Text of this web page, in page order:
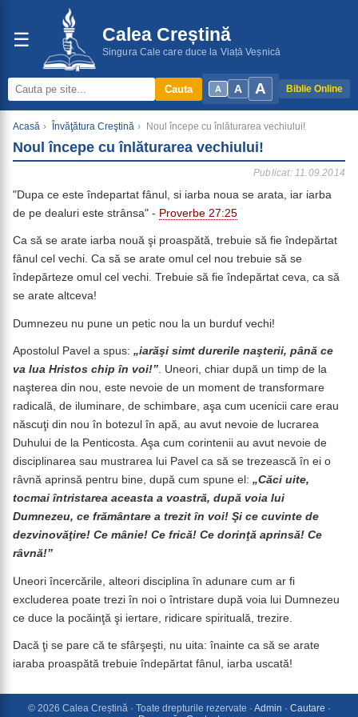
☰ Calea Creștină
Singura Cale care duce la Viață Veșnică
A A A Biblie Online
Cauta
Acasă › Învăţătura Creştină › Noul începe cu înlăturarea vechiului!
Noul începe cu înlăturarea vechiului!
Publicat: 11.09.2014
"Dupa ce este îndepartat fânul, si iarba noua se arata, iar iarba
de pe dealuri este strânsa" - Proverbe 27:25
Ca să se arate iarba nouă şi proaspătă, trebuie să fie îndepărtat
fânul cel vechi. Ca să se arate omul cel nou trebuie să se
îndepărteze omul cel vechi. Trebuie să fie îndepărtat ceva, ca să
se arate altceva!
Dumnezeu nu pune un petic nou la un burduf vechi!
Apostolul Pavel a spus: „iarăşi simt durerile naşterii, până ce
va lua Hristos chip în voi!”. Uneori, chiar după un timp de la
naşterea din nou, este nevoie de un moment de transformare
radicală, de iluminare, de schimbare, aşa cum ucenicii care erau
născuţi din nou în botezul în apă, au avut nevoie de lucrarea
Duhului de la Penticosta. Aşa cum corintenii au avut nevoie de
disciplinarea sau mustrarea lui Pavel ca să se trezească în ei o
râvnă aprinsă pentru bine, după cum spune el: „Căci uite,
tocmai întristarea aceasta a voastră, după voia lui
Dumnezeu, ce frământare a trezit în voi! Şi ce cuvinte de
dezvinovăţire! Ce mânie! Ce frică! Ce dorinţă aprinsă! Ce
râvnă!”
Uneori încercările, alteori disciplina în adunare cum ar fi
excluderea poate trezi în noi o întristare după voia lui Dumnezeu
ce duce la pocăinţă şi iertare, ridicare spirituală, trezire.
Dacă ţi se pare că te sfârşeşti, nu uita: înainte ca să se arate
iaraba proaspătă trebuie îndepărtat fânul, iarba uscată!
© 2026 Calea Creștină · Toate drepturile rezervate · Admin · Cautare ·